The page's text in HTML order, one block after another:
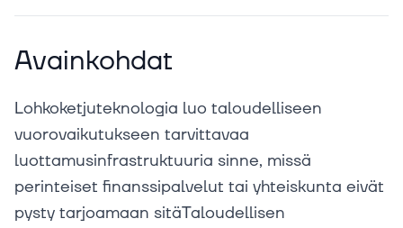
Avainkohdat
Lohkoketjuteknologia luo taloudelliseen
vuorovaikutukseen tarvittavaa
luottamusinfrastruktuuria sinne, missä
perinteiset finanssipalvelut tai yhteiskunta eivät
pysty tarjoamaan sitäTaloudellisen